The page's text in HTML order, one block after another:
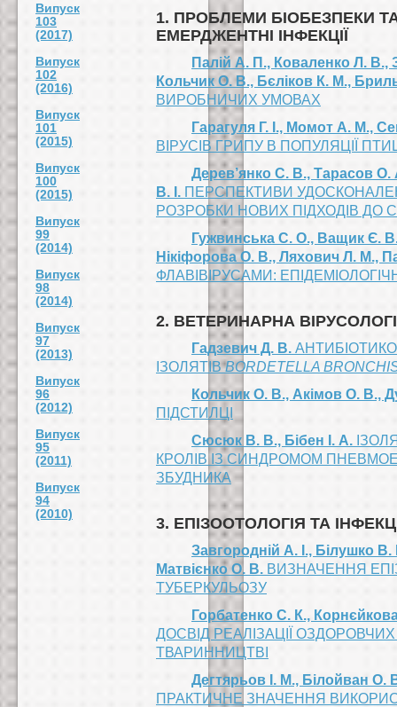
Випуск
103
(2017)
Випуск
102
(2016)
Випуск
101
(2015)
Випуск
100
(2015)
Випуск
99
(2014)
Випуск
98
(2014)
Випуск
97
(2013)
Випуск
96
(2012)
Випуск
95
(2011)
Випуск
94
(2010)
1. ПРОБЛЕМИ БІОБЕЗПЕКИ
ЕМЕРДЖЕНТНІ ІНФЕКЦІЇ
Палій А. П., Коваленко Л.
Кольчик О. В., Бєліков К. М.,
ВИРОБНИЧИХ УМОВАХ
Гарагуля Г. І., Момот А. М.,
ВІРУСІВ ГРИПУ В ПОПУЛЯЦІЇ
Дерев’янко С. В., Тарасов
В. І. ПЕРСПЕКТИВИ
РОЗРОБКИ НОВИХ ПІДХОДІВ ДО
Гужвинська С. О., Ващик Є.
Нікіфорова О. В., Ляхович Л. М.,
ФЛАВІВІРУСАМИ:
2. ВЕТЕРИНАРНА
Гадзевич Д. В.
ІЗОЛЯТІВBORDETELLA
Кольчик О. В., Акімов О. В.,
ПІДСТИЛЦІ
Сюсюк В. В., Бібен І. А.
КРОЛІВ ІЗ СИНДРОМОМ
ЗБУДНИКА
3. ЕПІЗООТОЛОГІЯ ТА
Завгородній А. І., Білушко
Матвієнко О. В. ВИЗНАЧЕННЯ
ТУБЕРКУЛЬОЗУ
Горбатенко С. К.,
ДОСВІД РЕАЛІЗАЦІЇ
ТВАРИННИЦТВІ
Дегтярьов І. М., Білойван
ПРАКТИЧНЕ ЗНАЧЕННЯ